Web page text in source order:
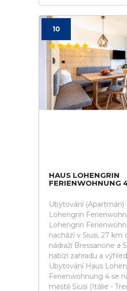
10
HAUS LOHENGRIN
FERIENWOHNUNG
Ubytování (Apartmán)
Lohengrin
Lohengrin
nachází v Siusi, 27 km
nádraží Bressanone a
nabízí zahradu a
Ubytování Haus
Ferienwohnung 4 se
městě Siusi (Itálie -